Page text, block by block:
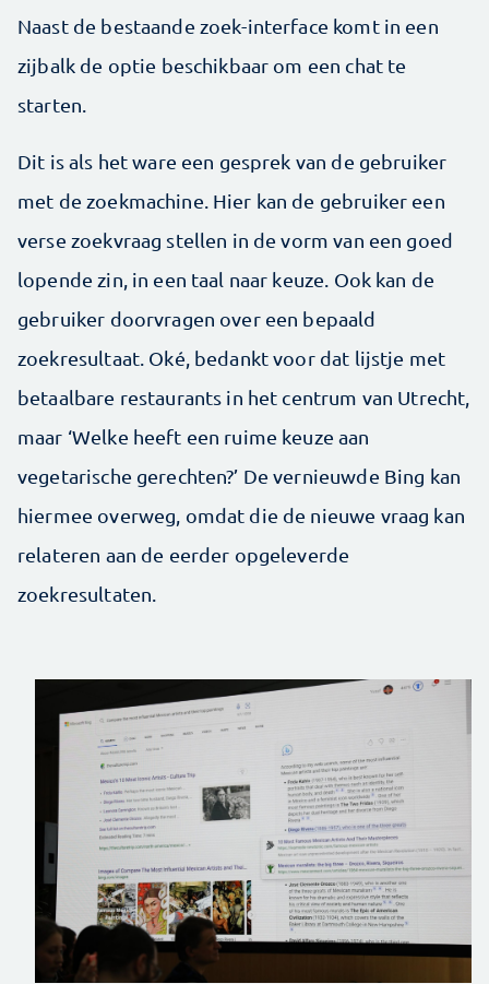
Naast de bestaande zoek-interface komt in een
zijbalk de optie beschikbaar om een chat te
starten.
Dit is als het ware een gesprek van de gebruiker
met de zoekmachine. Hier kan de gebruiker een
verse zoekvraag stellen in de vorm van een goed
lopende zin, in een taal naar keuze. Ook kan de
gebruiker doorvragen over een bepaald
zoekresultaat. Oké, bedankt voor dat lijstje met
betaalbare restaurants in het centrum van Utrecht,
maar ‘Welke heeft een ruime keuze aan
vegetarische gerechten?’ De vernieuwde Bing kan
hiermee overweg, omdat die de nieuwe vraag kan
relateren aan de eerder opgeleverde
zoekresultaten.